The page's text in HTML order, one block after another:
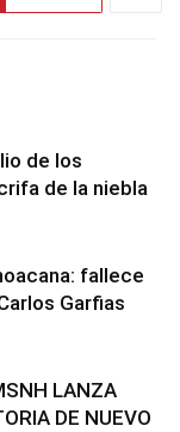
de los
de la niebla
fallece
Garfias
LANZA
DE NUEVO